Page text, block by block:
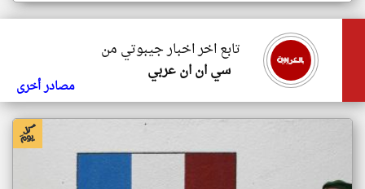
تابع اخر اخبار جيبوتي من
سي ان ان عربي
مصادر أخرى